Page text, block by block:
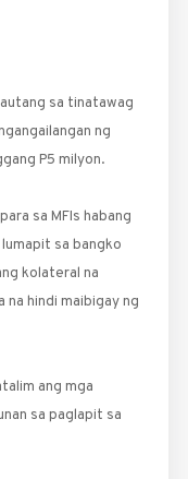
sa tinatawag
ng
P5 milyon.
sa MFIs habang
sa bangko
kolateral na
na hindi maibi­gay ng
ang mga
sa paglapit sa